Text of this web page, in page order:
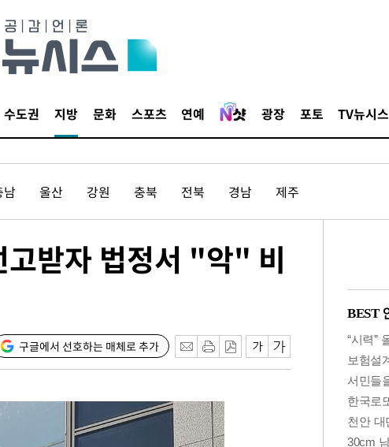
수도권 지방 문화 스포츠 연예 광장 포토 TV뉴시스
남 울산 강원 충북 전북 경남 제주
받자 법정서 "악" 비
구글에서 선호하는 매체로 추가